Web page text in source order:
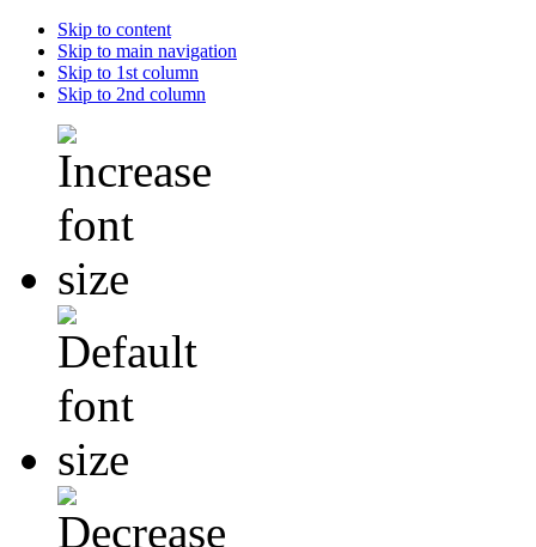
Skip to content
Skip to main navigation
Skip to 1st column
Skip to 2nd column